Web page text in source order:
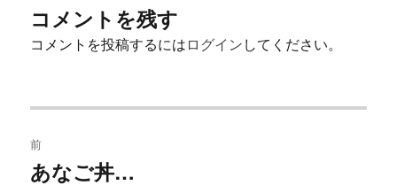
コメントを残す
コメントを投稿するには ログイン してください。
稿
前
過
あなご丼…